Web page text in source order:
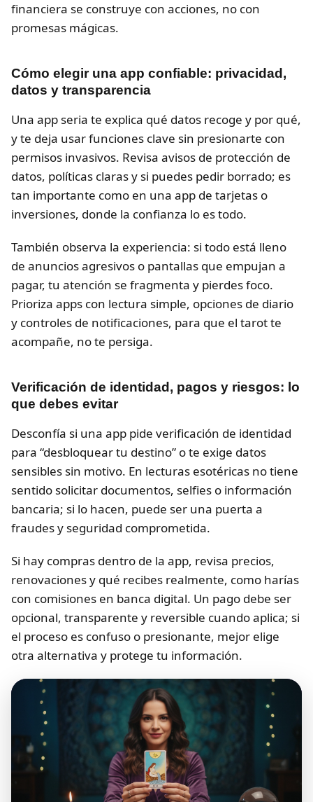
financiera se construye con acciones, no con
promesas mágicas.
Cómo elegir una app confiable: privacidad,
datos y transparencia
Una app seria te explica qué datos recoge y por qué,
y te deja usar funciones clave sin presionarte con
permisos invasivos. Revisa avisos de protección de
datos, políticas claras y si puedes pedir borrado; es
tan importante como en una app de tarjetas o
inversiones, donde la confianza lo es todo.
También observa la experiencia: si todo está lleno
de anuncios agresivos o pantallas que empujan a
pagar, tu atención se fragmenta y pierdes foco.
Prioriza apps con lectura simple, opciones de diario
y controles de notificaciones, para que el tarot te
acompañe, no te persiga.
Verificación de identidad, pagos y riesgos: lo
que debes evitar
Desconfía si una app pide verificación de identidad
para “desbloquear tu destino” o te exige datos
sensibles sin motivo. En lecturas esotéricas no tiene
sentido solicitar documentos, selfies o información
bancaria; si lo hacen, puede ser una puerta a
fraudes y seguridad comprometida.
Si hay compras dentro de la app, revisa precios,
renovaciones y qué recibes realmente, como harías
con comisiones en banca digital. Un pago debe ser
opcional, transparente y reversible cuando aplica; si
el proceso es confuso o presionante, mejor elige
otra alternativa y protege tu información.